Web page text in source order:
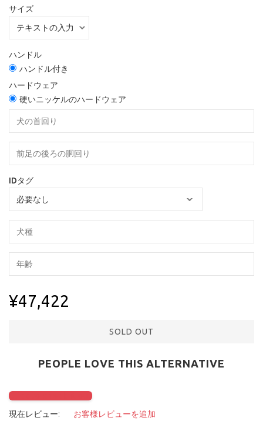
サイズ
ハンドル
ハンドル付き
ハードウェア
硬いニッケルのハードウェア
IDタグ
¥47,422
SOLD OUT
PEOPLE LOVE THIS ALTERNATIVE
Click to check it out
現在レビュー:
お客様レビューを追加